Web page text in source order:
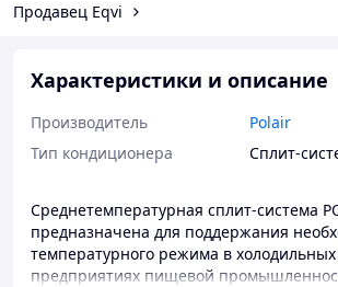
Продавец Eqvi
Характеристики и описание
Производитель
Polair
Тип кондиционера
Сплит-
Среднетемпературная сплит-система
предназначена для поддержания
температурного режима в
предприятиях пищевой